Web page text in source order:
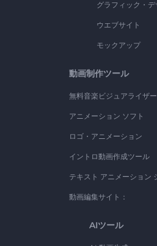
グラフィック・デ
ウエブサイト
モックアップ
動画制作ツール
無料音楽ビジュアライザー
アニメーション ソフト
ロゴ・アニメーション
イントロ動画作成ツール
テキスト アニメーション
動画編集サイト：
AIツール